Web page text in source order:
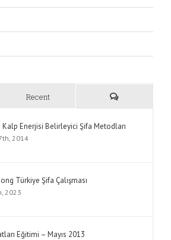
Recent
Kalp Enerjisi Belirleyici Şifa Metodları
2014
Türkiye Şifa Çalışması
2023
Eğitimi – Mayıs 2013